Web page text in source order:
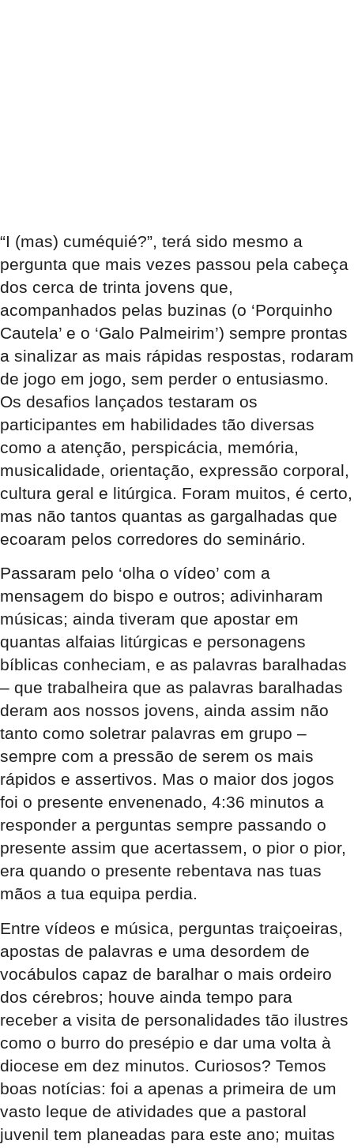
“I (mas) cuméquié?”, terá sido mesmo a
pergunta que mais vezes passou pela cabeça
dos cerca de trinta jovens que,
acompanhados pelas buzinas (o ‘Porquinho
Cautela’ e o ‘Galo Palmeirim’) sempre prontas
a sinalizar as mais rápidas respostas, rodaram
de jogo em jogo, sem perder o entusiasmo.
Os desafios lançados testaram os
participantes em habilidades tão diversas
como a atenção, perspicácia, memória,
musicalidade, orientação, expressão corporal,
cultura geral e litúrgica. Foram muitos, é certo,
mas não tantos quantas as gargalhadas que
ecoaram pelos corredores do seminário.
Passaram pelo ‘olha o vídeo’ com a
mensagem do bispo e outros; adivinharam
músicas; ainda tiveram que apostar em
quantas alfaias litúrgicas e personagens
bíblicas conheciam, e as palavras baralhadas
– que trabalheira que as palavras baralhadas
deram aos nossos jovens, ainda assim não
tanto como soletrar palavras em grupo –
sempre com a pressão de serem os mais
rápidos e assertivos. Mas o maior dos jogos
foi o presente envenenado, 4:36 minutos a
responder a perguntas sempre passando o
presente assim que acertassem, o pior o pior,
era quando o presente rebentava nas tuas
mãos a tua equipa perdia.
Entre vídeos e música, perguntas traiçoeiras,
apostas de palavras e uma desordem de
vocábulos capaz de baralhar o mais ordeiro
dos cérebros; houve ainda tempo para
receber a visita de personalidades tão ilustres
como o burro do presépio e dar uma volta à
diocese em dez minutos. Curiosos? Temos
boas notícias: foi a apenas a primeira de um
vasto leque de atividades que a pastoral
juvenil tem planeadas para este ano; muitas